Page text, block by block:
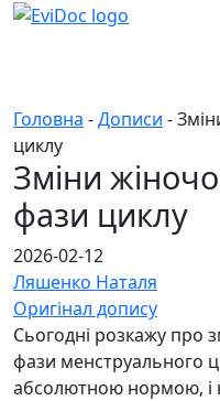
Головна -Дописи -
циклу
Зміни
фази циклу
2026-02-12
Ляшенко Наталя
Оригінал допису
Сьогодні розкажу про
фази менструального
абсолютною нормою, і